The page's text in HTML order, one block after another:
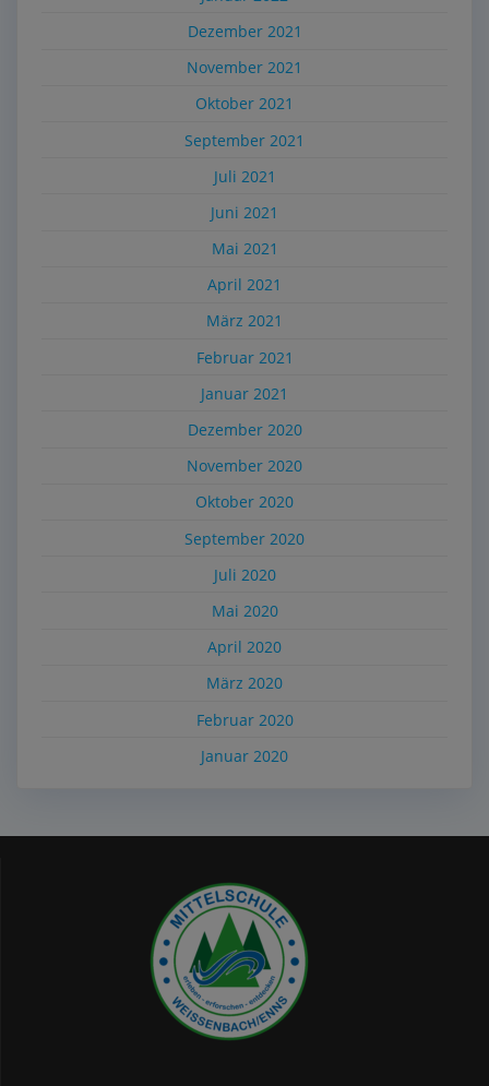
Dezember 2021
November 2021
Oktober 2021
September 2021
Juli 2021
Juni 2021
Mai 2021
April 2021
März 2021
Februar 2021
Januar 2021
Dezember 2020
November 2020
Oktober 2020
September 2020
Juli 2020
Mai 2020
April 2020
März 2020
Februar 2020
Januar 2020